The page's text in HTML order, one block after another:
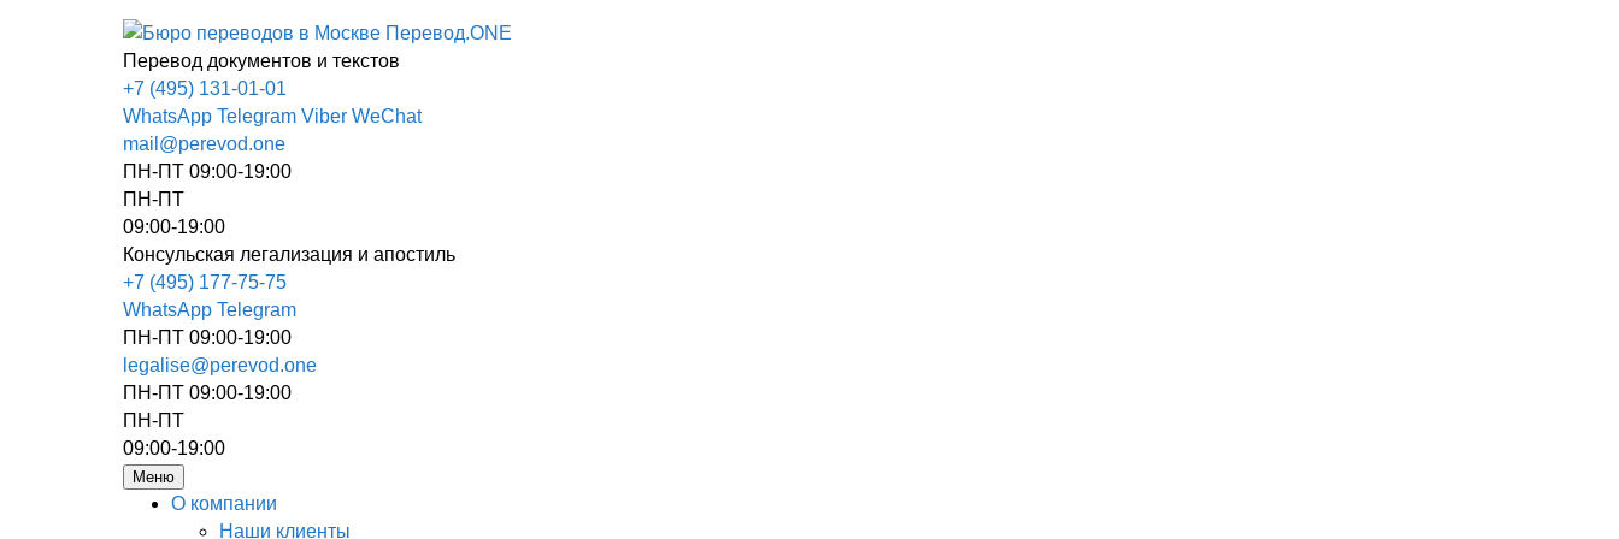
Перевод документов и текстов
+7 (495) 131-01-01
WhatsApp Telegram Viber WeChat
mail@perevod.one
ПН-ПТ 09:00-19:00
ПН-ПТ
09:00-19:00
Консульская легализация и апостиль
+7 (495) 177-75-75
WhatsApp Telegram
ПН-ПТ 09:00-19:00
legalise@perevod.one
ПН-ПТ 09:00-19:00
ПН-ПТ
09:00-19:00
Меню
О компании
Наши клиенты